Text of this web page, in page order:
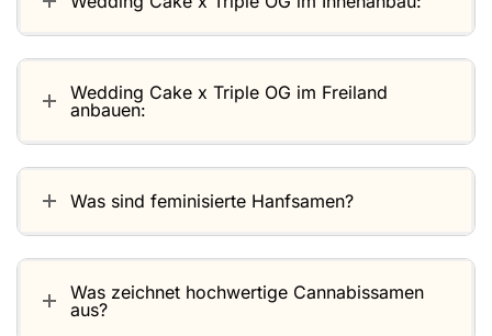
Wedding Cake x Triple OG im Freiland
anbauen:
Was sind feminisierte Hanfsamen?
Was zeichnet hochwertige Cannabissamen
aus?